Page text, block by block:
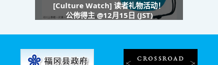
[Culture Watch] 读者礼物活动！
公佈得主 @12月15日 (JST)